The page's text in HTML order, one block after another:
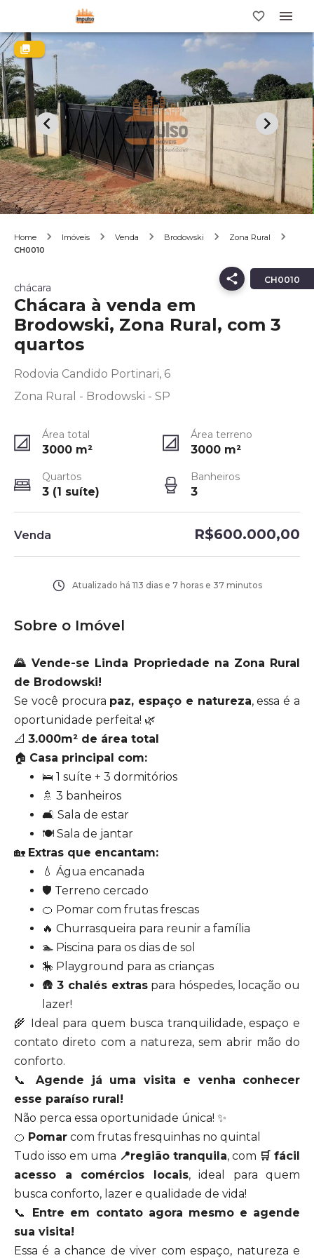
Home Imóveis Venda Brodowski
Zona Rural
CH0010
CH0010
chácara
Chácara à venda em
Brodowski, Zona Rural, com 3
quartos
Rodovia Candido Portinari, 6
Zona Rural - Brodowski - SP
Área total
3000 m²
Área terreno
3000 m²
Quartos
3 (1 suíte)
Banheiros
3
Venda R$600.000,00
Atualizado há 113 dias e 7 horas e 37 minutos
Sobre o Imóvel
🌄 Vende-se Linda Propriedade na Zona Rural
de Brodowski!
Se você procura paz, espaço e natureza, essa é a
oportunidade perfeita! 🌿
📐 3.000m² de área total
🏠 Casa principal com:
🛌 1 suíte + 3 dormitórios
🚿 3 banheiros
🛋️ Sala de estar
🍽️ Sala de jantar
🏡 Extras que encantam:
💧 Água encanada
🛡️ Terreno cercado
🍊 Pomar com frutas frescas
🔥 Churrasqueira para reunir a família
🏊 Piscina para os dias de sol
🎠 Playground para as crianças
🛖3 chalés extraspara hóspedes, locação ou
lazer!
🌾 Ideal para quem busca tranquilidade, espaço e
contato direto com a natureza, sem abrir mão do
conforto.
📞 Agende já uma visita e venha conhecer
esse paraíso rural!
Não perca essa oportunidade única! ✨
🍊 Pomar com frutas fresquinhas no quintal
Tudo isso em uma 📍região tranquila, com 🛒 fácil
acesso a comércios locais, ideal para quem
busca conforto, lazer e qualidade de vida!
📞 Entre em contato agora mesmo e agende
sua visita!
Essa é a chance de viver com espaço, natureza e